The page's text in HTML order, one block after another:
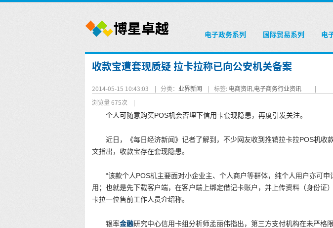
电子政务系列 国际贸易系列 电
收款宝遭套现质疑 拉卡拉称已向公安机关备案
2014-05-15 10:43:03 | 分类： 业界新闻 | 标签: 电商资讯,电子商务行业资讯
|
浏览量 675次 |
个人可随意购买POS机会否埋下信用卡套现隐患，再度引发关注。
近日，《每日经济新闻》记者了解到，不少网友收到推销拉卡拉POS机收
文指出，收款宝存在套现隐患。
“该款个人POS机主要面对小企业主、个人商户等群体，纯个人用户亦可
用；也就是先下载客户端，在客户端上绑定借记卡账户，并上传资料（身份证
卡拉一位售前工作人员介绍称。
银率金融研究中心信用卡组分析师孟丽伟指出，第三方支付机构在未严格